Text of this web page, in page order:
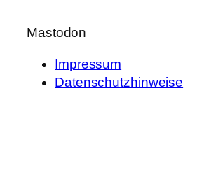
Mastodon
Impressum
Datenschutzhinweise